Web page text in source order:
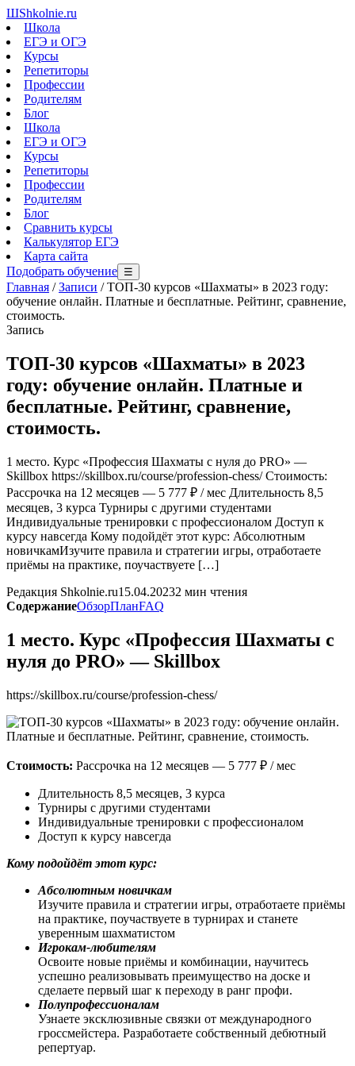
ШShkolnie.ru
Школа
ЕГЭ и ОГЭ
Курсы
Репетиторы
Профессии
Родителям
Блог
Школа
ЕГЭ и ОГЭ
Курсы
Репетиторы
Профессии
Родителям
Блог
Сравнить курсы
Калькулятор ЕГЭ
Карта сайта
Подобрать обучение ☰
Главная /Записи /ТОП-30 курсов «Шахматы» в 2023 году:
обучение онлайн. Платные и бесплатные. Рейтинг, сравнение,
стоимость.
Запись
ТОП-30 курсов «Шахматы» в 2023
году: обучение онлайн. Платные и
бесплатные. Рейтинг, сравнение,
стоимость.
1 место. Курс «Профессия Шахматы с нуля до PRO» —
Skillbox https://skillbox.ru/course/profession-chess/ Стоимость:
Рассрочка на 12 месяцев — 5 777 ₽ / мес Длительность 8,5
месяцев, 3 курса Турниры с другими студентами
Индивидуальные тренировки с профессионалом Доступ к
курсу навсегда Кому подойдёт этот курс: Абсолютным
новичкамИзучите правила и стратегии игры, отработаете
приёмы на практике, поучаствуете […]
Редакция Shkolnie.ru15.04.20232 мин чтения
СодержаниеОбзорПланFAQ
1 место. Курс «Профессия Шахматы с
нуля до PRO» — Skillbox
https://skillbox.ru/course/profession-chess/
Стоимость: Рассрочка на 12 месяцев — 5 777 ₽ / мес
Длительность 8,5 месяцев, 3 курса
Турниры с другими студентами
Индивидуальные тренировки с профессионалом
Доступ к курсу навсегда
Кому подойдёт этот курс:
Абсолютным новичкам
Изучите правила и стратегии игры, отработаете приёмы
на практике, поучаствуете в турнирах и станете
уверенным шахматистом
Игрокам-любителям
Освоите новые приёмы и комбинации, научитесь
успешно реализовывать преимущество на доске и
сделаете первый шаг к переходу в ранг профи.
Полупрофессионалам
Узнаете эксклюзивные связки от международного
гроссмейстера. Разработаете собственный дебютный
репертуар.